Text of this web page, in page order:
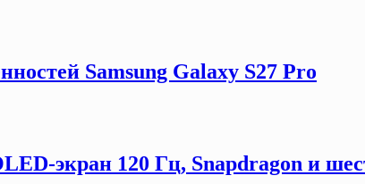
Samsung Galaxy S27 Pro
экран 120 Гц, Snapdragon и